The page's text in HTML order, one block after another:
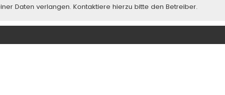
Daten verlangen. Kontaktiere hierzu bitte den Betreiber.